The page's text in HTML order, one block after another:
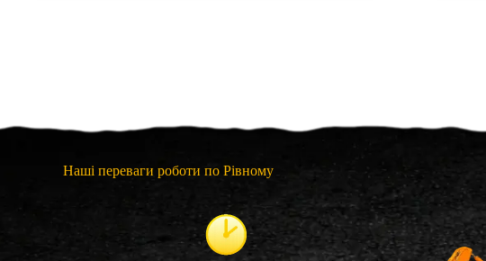
Наші переваги роботи по Рівному